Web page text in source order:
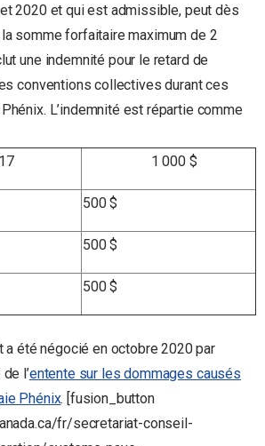
2020 et qui est admissible, peut dès
somme forfaitaire maximum de 2
une indemnité pour le retard de
conventions collectives durant ces
L’indemnité est répartie comme
1 000 $
500 $
500 $
500 $
a été négocié en octobre 2020 par
l’entente sur les dommages causés
Phénix. [fusion_button
fr/secretariat-conseil-